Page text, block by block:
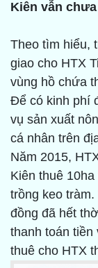
Kiên vẫn
Theo tìm hiểu,
giao cho HTX
vùng hồ chứa
Để có kinh phí
vụ sản xuất
cá nhân trên
Năm 2015,
Kiên thuê
trồng keo
đồng đã hết
thanh toán
thuê cho HTX